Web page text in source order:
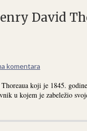
David
komentara
koji je 1845.
u kojem je zabeležio